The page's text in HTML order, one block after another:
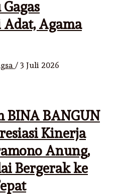
Agama
/ 3 Juli 2026
BINA BANGUN
Kinerja
Anung,
Bergerak ke